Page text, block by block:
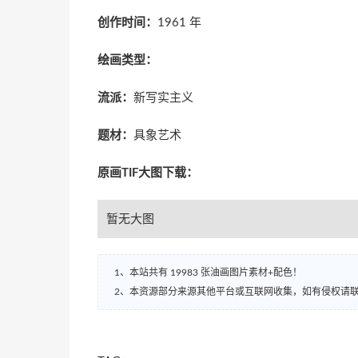
创作时间： 1961 年
绘画类型：
流派： 新写实主义
题材： 具象艺术
原画TIF大图下载：
暂无大图
1、本站共有 19983 张油画图片素材+配色！
2、本资源部分来源其他平台或互联网收集，如有侵权请